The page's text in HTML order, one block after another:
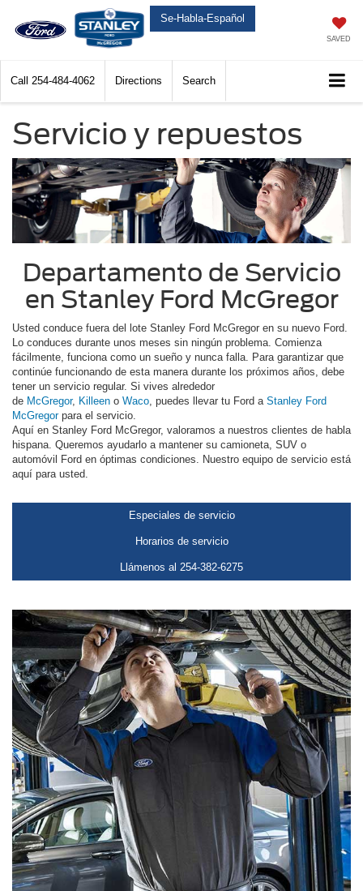
Se-Habla-Español
SAVED
Call 254-484-4062 Directions Search
Servicio y repuestos
Departamento de Servicio
en Stanley Ford McGregor
Usted conduce fuera del lote Stanley Ford McGregor en su nuevo Ford.
Lo conduces durante unos meses sin ningún problema. Comienza
fácilmente, funciona como un sueño y nunca falla. Para garantizar que
continúe funcionando de esta manera durante los próximos años, debe
tener un servicio regular. Si vives alrededor
de McGregor, Killeen o Waco , puedes llevar tu Ford a Stanley Ford
McGregorpara el servicio.
Aquí en Stanley Ford McGregor, valoramos a nuestros clientes de habla
hispana. Queremos ayudarlo a mantener su camioneta, SUV o
automóvil Ford en óptimas condiciones. Nuestro equipo de servicio está
aquí para usted.
Especiales de servicio
Horarios de servicio
Llámenos al 254-382-6275